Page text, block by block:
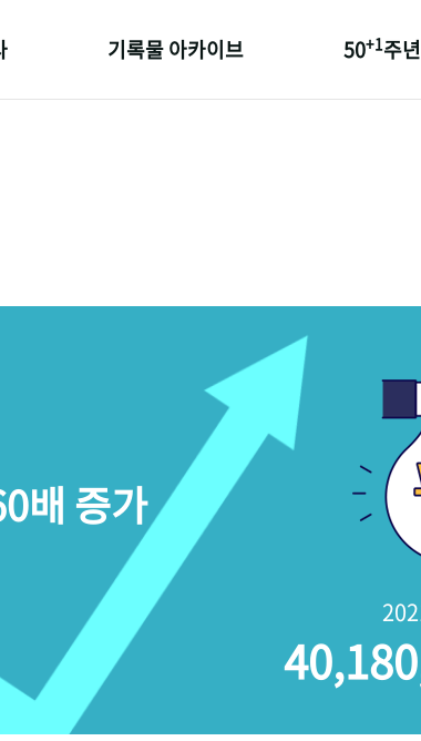
기록물 아카이브 50+1주
배 증가